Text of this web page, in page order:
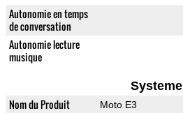
Autonomie en temps
de conversation
Autonomie lecture
musique
Systeme
Nom du Produit Moto E3